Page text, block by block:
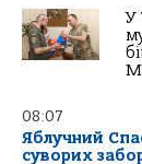
У
08:07
Яблучний
суворих